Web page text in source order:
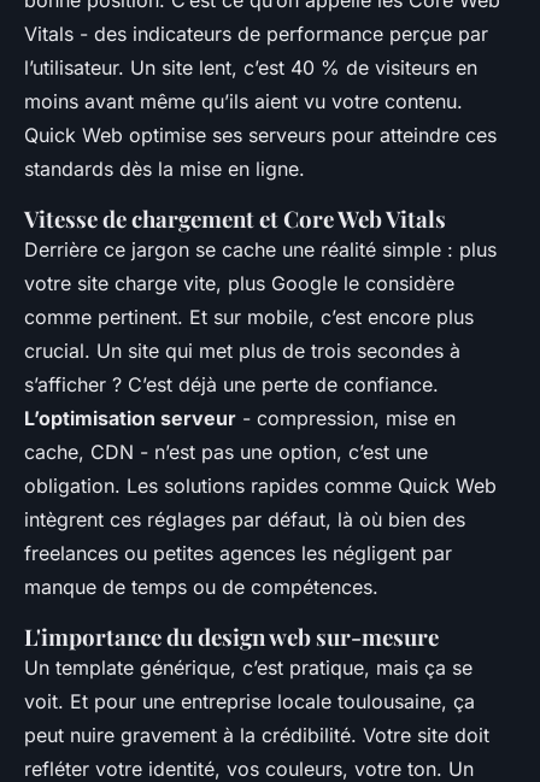
Vitals - des indicateurs de performance perçue par
l’utilisateur. Un site lent, c’est 40 % de visiteurs en
moins avant même qu’ils aient vu votre contenu.
Quick Web optimise ses serveurs pour atteindre ces
standards dès la mise en ligne.
Vitesse de chargement et Core Web Vitals
Derrière ce jargon se cache une réalité simple : plus
votre site charge vite, plus Google le considère
comme pertinent. Et sur mobile, c’est encore plus
crucial. Un site qui met plus de trois secondes à
s’afficher ? C’est déjà une perte de confiance.
L’optimisation serveur - compression, mise en
cache, CDN - n’est pas une option, c’est une
obligation. Les solutions rapides comme Quick Web
intègrent ces réglages par défaut, là où bien des
freelances ou petites agences les négligent par
manque de temps ou de compétences.
L'importance du design web sur-mesure
Un template générique, c’est pratique, mais ça se
voit. Et pour une entreprise locale toulousaine, ça
peut nuire gravement à la crédibilité. Votre site doit
refléter votre identité, vos couleurs, votre ton. Un